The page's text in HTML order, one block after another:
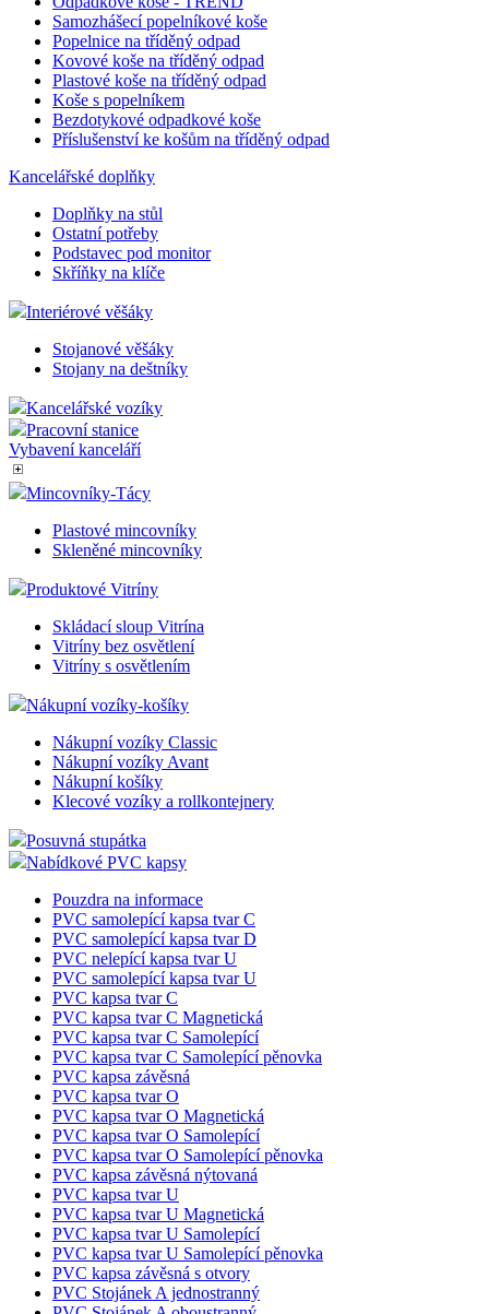
Kovové odpadkové koše
Odpadkové koše - CHIC BIN
Odpadkové koše - KIS HOME
Odpadkové koše - otevřené
Odpadkové koše - DURABLE
Odpadkové koše - TREND
Samozhášecí popelníkové koše
Kovové koše na tříděný odpad
Koše s popelníkem
Bezdotykové odpadkové koše
Příslušenství ke košům na tříděný odpad
Ostatní potřeby
Podstavec pod monitor
Interiérové věšáky
Stojany na deštníky
Kancelářské vozíky
Pracovní stanice
Plastové mincovníky
Skleněné mincovníky
Produktové Vitríny
Skládací sloup Vitrína
Vitríny bez osvětlení
Vitríny s osvětlením
Nákupní vozíky Classic
Nákupní vozíky Avant
Nákupní košíky
Klecové vozíky a rollkontejnery
Posuvná stupátka
Nabídkové PVC kapsy
Pouzdra na informace
PVC samolepící kapsa tvar C
PVC samolepící kapsa tvar D
PVC nelepící kapsa tvar U
PVC samolepící kapsa tvar U
PVC kapsa tvar C
PVC kapsa tvar C Magnetická
PVC kapsa tvar C Samolepící
PVC kapsa tvar C Samolepící pěnovka
PVC kapsa závěsná
PVC kapsa tvar O
PVC kapsa tvar O Magnetická
PVC kapsa tvar O Samolepící
PVC kapsa tvar O Samolepící pěnovka
PVC kapsa závěsná nýtovaná